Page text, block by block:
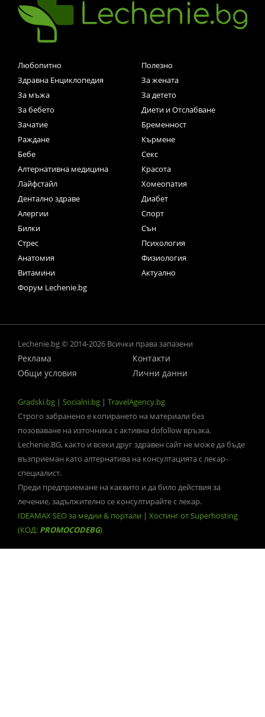
Любопитно
Полезно
Здравна Енциклопедия
За жената
За мъжа
За детето
За бебето
Диети и Отслабване
Зачатие
Бременност
Раждане
Кърмене
Бебе
Секс
Алтернативна медицина
Красота
Лайфстайл
Хомеопатия
Дентално здраве
Диабет
Алергии
Спорт
Билки
Сън
Стрес
Психология
Анатомия
Физиология
Витамини
Актуално
Форум Lechenie.bg
Lechenie.bg © 2014-2026 Всички права запазени
Реклама
Контакти
Общи условия
Лични данни
Gradski.bg | Socialni.bg | TravelAgency.bg
Строго забранено е копирането на материали без
позоваване на източника с активна dofollow връзка.
Lechenie.BG, както и всеки друг здравен сайт не може да бъде
възприеман като алтернатива на консултацията с лекар-
специалист.
Преди предприемане на каквито и да било действия за
лечение, задължително се консултирайте с лекар.
IDEAMAX SEO за медии & портали | Хостинг от Superhosting
(КОД: PROMOCODEBG)